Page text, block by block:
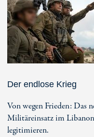
Der endlose Krieg
Von wegen Frieden: Das
Militäreinsatz im
legitimieren.